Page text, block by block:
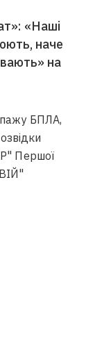
«Наші
наче
на
БПЛА,
Першої